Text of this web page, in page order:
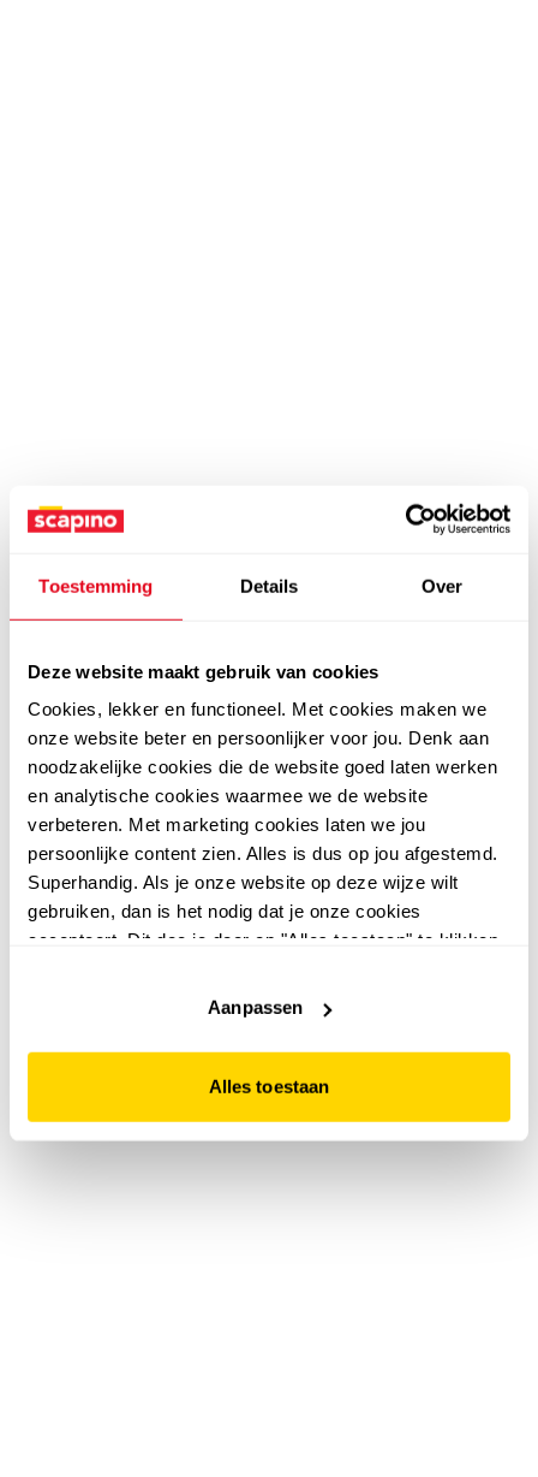
Toestemming Details Over
Deze website maakt gebruik van cookies
Cookies, lekker en functioneel. Met cookies maken we
onze website beter en persoonlijker voor jou. Denk aan
noodzakelijke cookies die de website goed laten werken
en analytische cookies waarmee we de website
verbeteren. Met marketing cookies laten we jou
persoonlijke content zien. Alles is dus op jou afgestemd.
Superhandig. Als je onze website op deze wijze wilt
gebruiken, dan is het nodig dat je onze cookies
accepteert. Dit doe je door op "Alles toestaan" te klikken.
website niet optimaal functioneert.
Aanpassen
Alles toestaan